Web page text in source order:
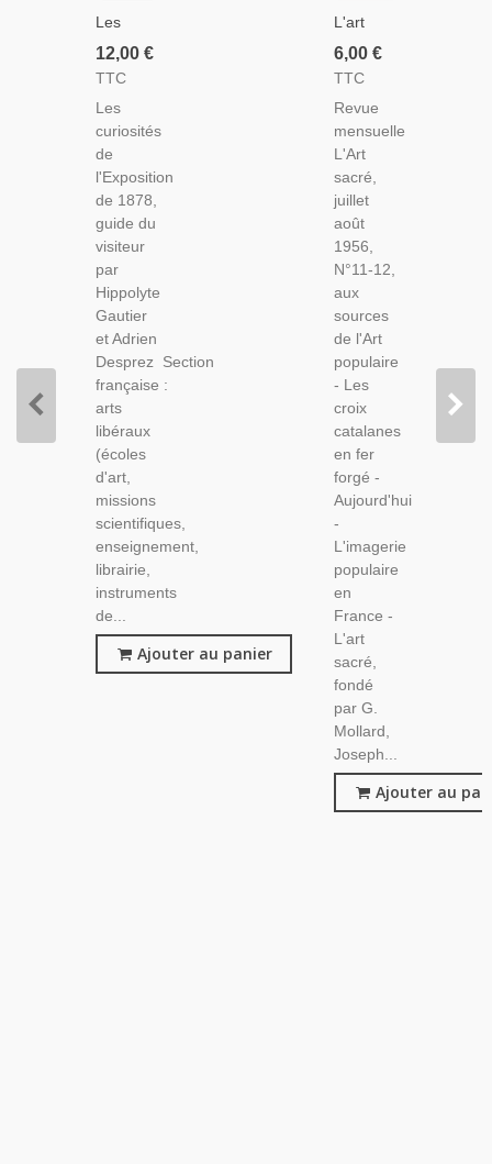
Les
Curiosités
De
De 1878,
Guide
Du
Visiteur,
Gautier
Et
Desprez,
1878 -
Exposition
Universelle
Paris, Art
12,00 €
TTC
Les
curiosités
de
l'Exposition
de 1878,
guide du
visiteur
par
Hippolyte
Gautier
et Adrien
Desprez Section
française :
arts
libéraux
(écoles
d'art,
missions
scientifiques,
enseignement,
librairie,
instruments
de...
Ajouter au panier
L'art
Sacré,
Juillet
1956,
Aux
Sources
De L'Art
Populaire,
Catalogne,
Espagne
6,00 €
TTC
Revue
mensuelle
L'Art
sacré,
juillet
août
1956,
N°11-12,
aux
sources
de l'Art
populaire
- Les
croix
catalanes
en fer
forgé -
Aujourd'hui
-
L'imagerie
populaire
en
France -
L'art
sacré,
fondé
par G.
Mollard,
Joseph...
Ajouter au